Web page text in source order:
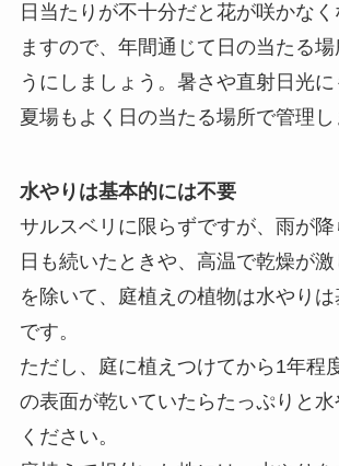
日当たりが不十分だと花が咲かな
ますので、年間通じて日の当たる場
うにしましょう。暑さや直射日光に
夏場もよく日の当たる場所で管理し
水やりは基本的には不要
サルスベリに限らずですが、雨が
日も続いたときや、高温で乾燥が
を除いて、庭植えの植物は水やり
です。
ただし、庭に植えつけてから1年程
の表面が乾いていたらたっぷりと
ください。